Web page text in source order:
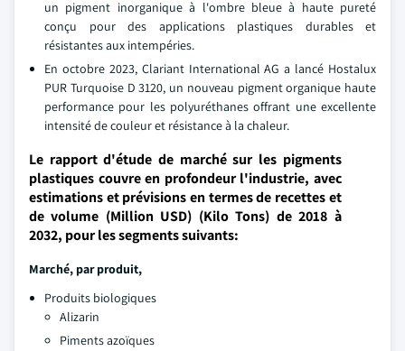
un pigment inorganique à l'ombre bleue à haute pureté
conçu pour des applications plastiques durables et
résistantes aux intempéries.
En octobre 2023, Clariant International AG a lancé Hostalux
PUR Turquoise D 3120, un nouveau pigment organique haute
performance pour les polyuréthanes offrant une excellente
intensité de couleur et résistance à la chaleur.
Le rapport d'étude de marché sur les pigments
plastiques couvre en profondeur l'industrie, avec
estimations et prévisions en termes de recettes et
de volume (Million USD) (Kilo Tons) de 2018 à
2032, pour les segments suivants:
Marché, par produit,
Produits biologiques
Alizarin
Piments azoïques